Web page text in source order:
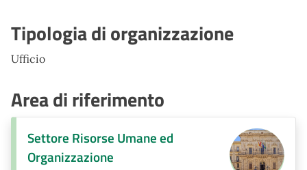
Tipologia di organizzazione
Ufficio
Area di riferimento
Settore Risorse Umane ed
Organizzazione